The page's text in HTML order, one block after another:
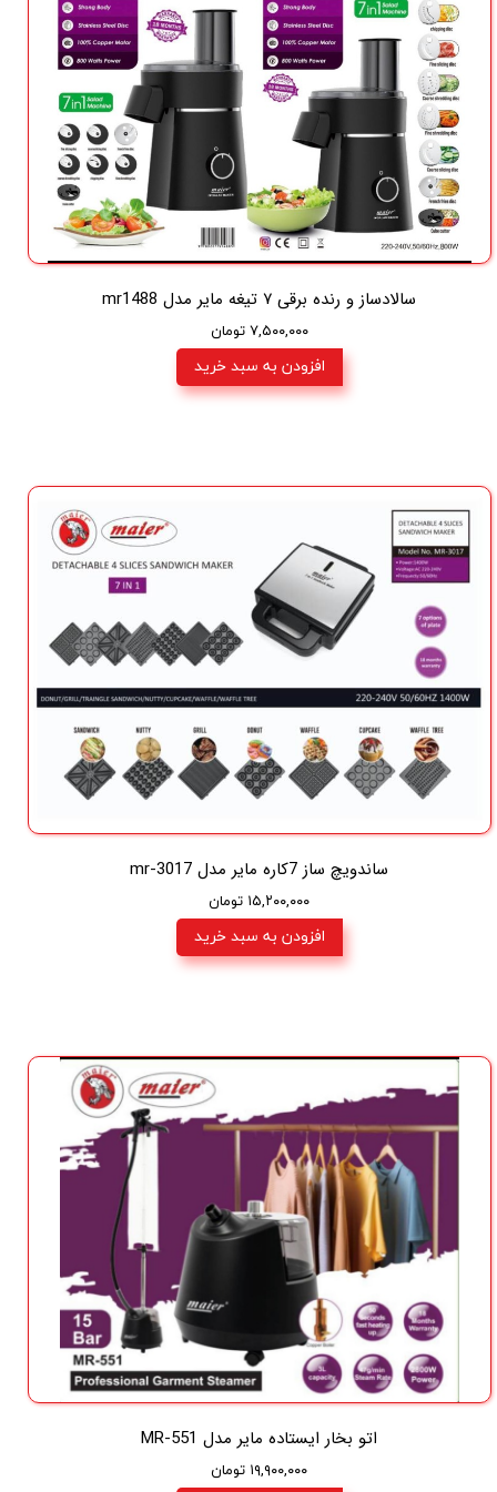
سالادساز و رنده برقی ۷ تیغه ماير مدل mr1488
۷,۵۰۰,۰۰۰ تومان
افزودن به سبد خرید
ساندویچ ساز 7کاره مایر مدل mr-3017
۱۵,۲۰۰,۰۰۰ تومان
افزودن به سبد خرید
اتو بخار ایستاده مایر مدل MR-551
۱۹,۹۰۰,۰۰۰ تومان